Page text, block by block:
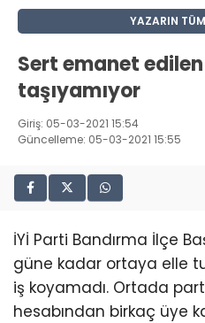
YAZARIN
Sert emanet
taşıyamıyor
Giriş: 05-03-2021 15:54
Güncelleme: 05-03-2021 15:55
İYİ Parti Bandırma İlçe
güne kadar ortaya elle
iş koyamadı. Ortada
hesabından birkaç üye